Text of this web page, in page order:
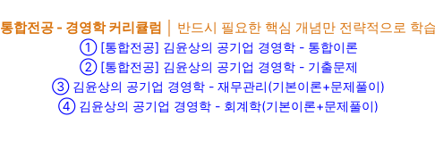
통합전공 - 경영학 커리큘럼 │ 반드시 필요한 핵심 개념만 전략적으로 학습
① [통합전공] 김윤상의 공기업 경영학 - 통합이론
② [통합전공] 김윤상의 공기업 경영학 - 기출문제
③김윤상의 공기업 경영학 - 재무관리(기본이론+문제풀이)
④ 김윤상의 공기업 경영학 - 회계학(기본이론+문제풀이)